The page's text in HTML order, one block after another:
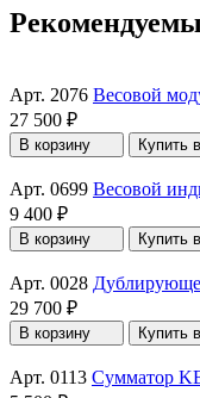
Арт. 2076 Весовой
27 500 ₽
В корзину Купить
Арт. 0699 Весовой
9 400 ₽
В корзину Купить
Арт. 0028
29 700 ₽
В корзину Купить
Арт. 0113 Сумматор